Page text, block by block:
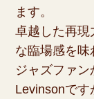
ます。
卓越した再現
な臨場感を味
ジャズファ
Levinsonで